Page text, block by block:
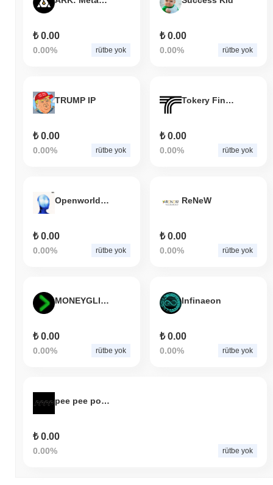
₺ 0.00
0.00% rütbe yok
₺ 0.00
0.00% rütbe yok
TRUMP IP
₺ 0.00
0.00% rütbe yok
Tokery Finance
₺ 0.00
0.00% rütbe yok
Openworld App
₺ 0.00
0.00% rütbe yok
ReNeW
₺ 0.00
0.00% rütbe yok
MONEYGLITCH.FUN
₺ 0.00
0.00% rütbe yok
Infinaeon
₺ 0.00
0.00% rütbe yok
pee pee poo poo
₺ 0.00
0.00% rütbe yok